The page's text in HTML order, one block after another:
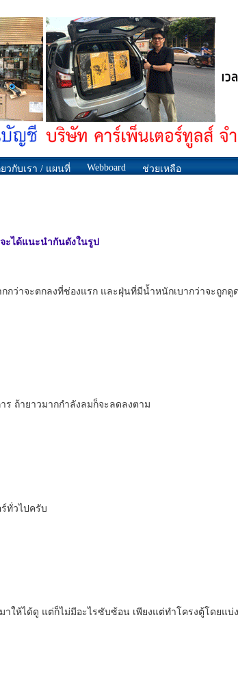
ยวกับเรา / แผนที่ Webboard ช่วยเหลือ
ะได้แนะนำกันดังในรูป
ว่าจะตกลงที่ช่องแรก และฝุ่นที่มีน้ำหนักเบากว่าจะถูกดู
ถ้ายาวมากกำลังลมก็จะลดลงตาม
ทั่วไปครับ
ให้ได้ดู แต่ก็ไม่มีอะไรซับซ้อน เพียงแต่ทำโครงตู้โดยแ